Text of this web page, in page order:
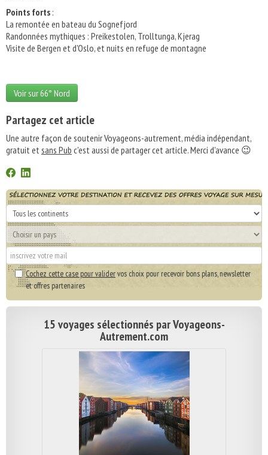
Points forts :
La remontée en bateau du Sognefjord
Randonnées mythiques : Preikestolen, Trolltunga, Kjerag
Visite de Bergen et d'Oslo, et nuits en refuge de montagne
Voir sur 66° Nord
Partagez cet article
Une autre façon de soutenir Voyageons-autrement, média indépendant,
gratuit etsans Pub c'est aussi de partager cet article. Merci d'avance 😉
Cochez cette case pour validervos choix pour recevoir bons plans, newsletter
et offres partenaires
15 voyages sélectionnés par Voyageons-
Autrement.com